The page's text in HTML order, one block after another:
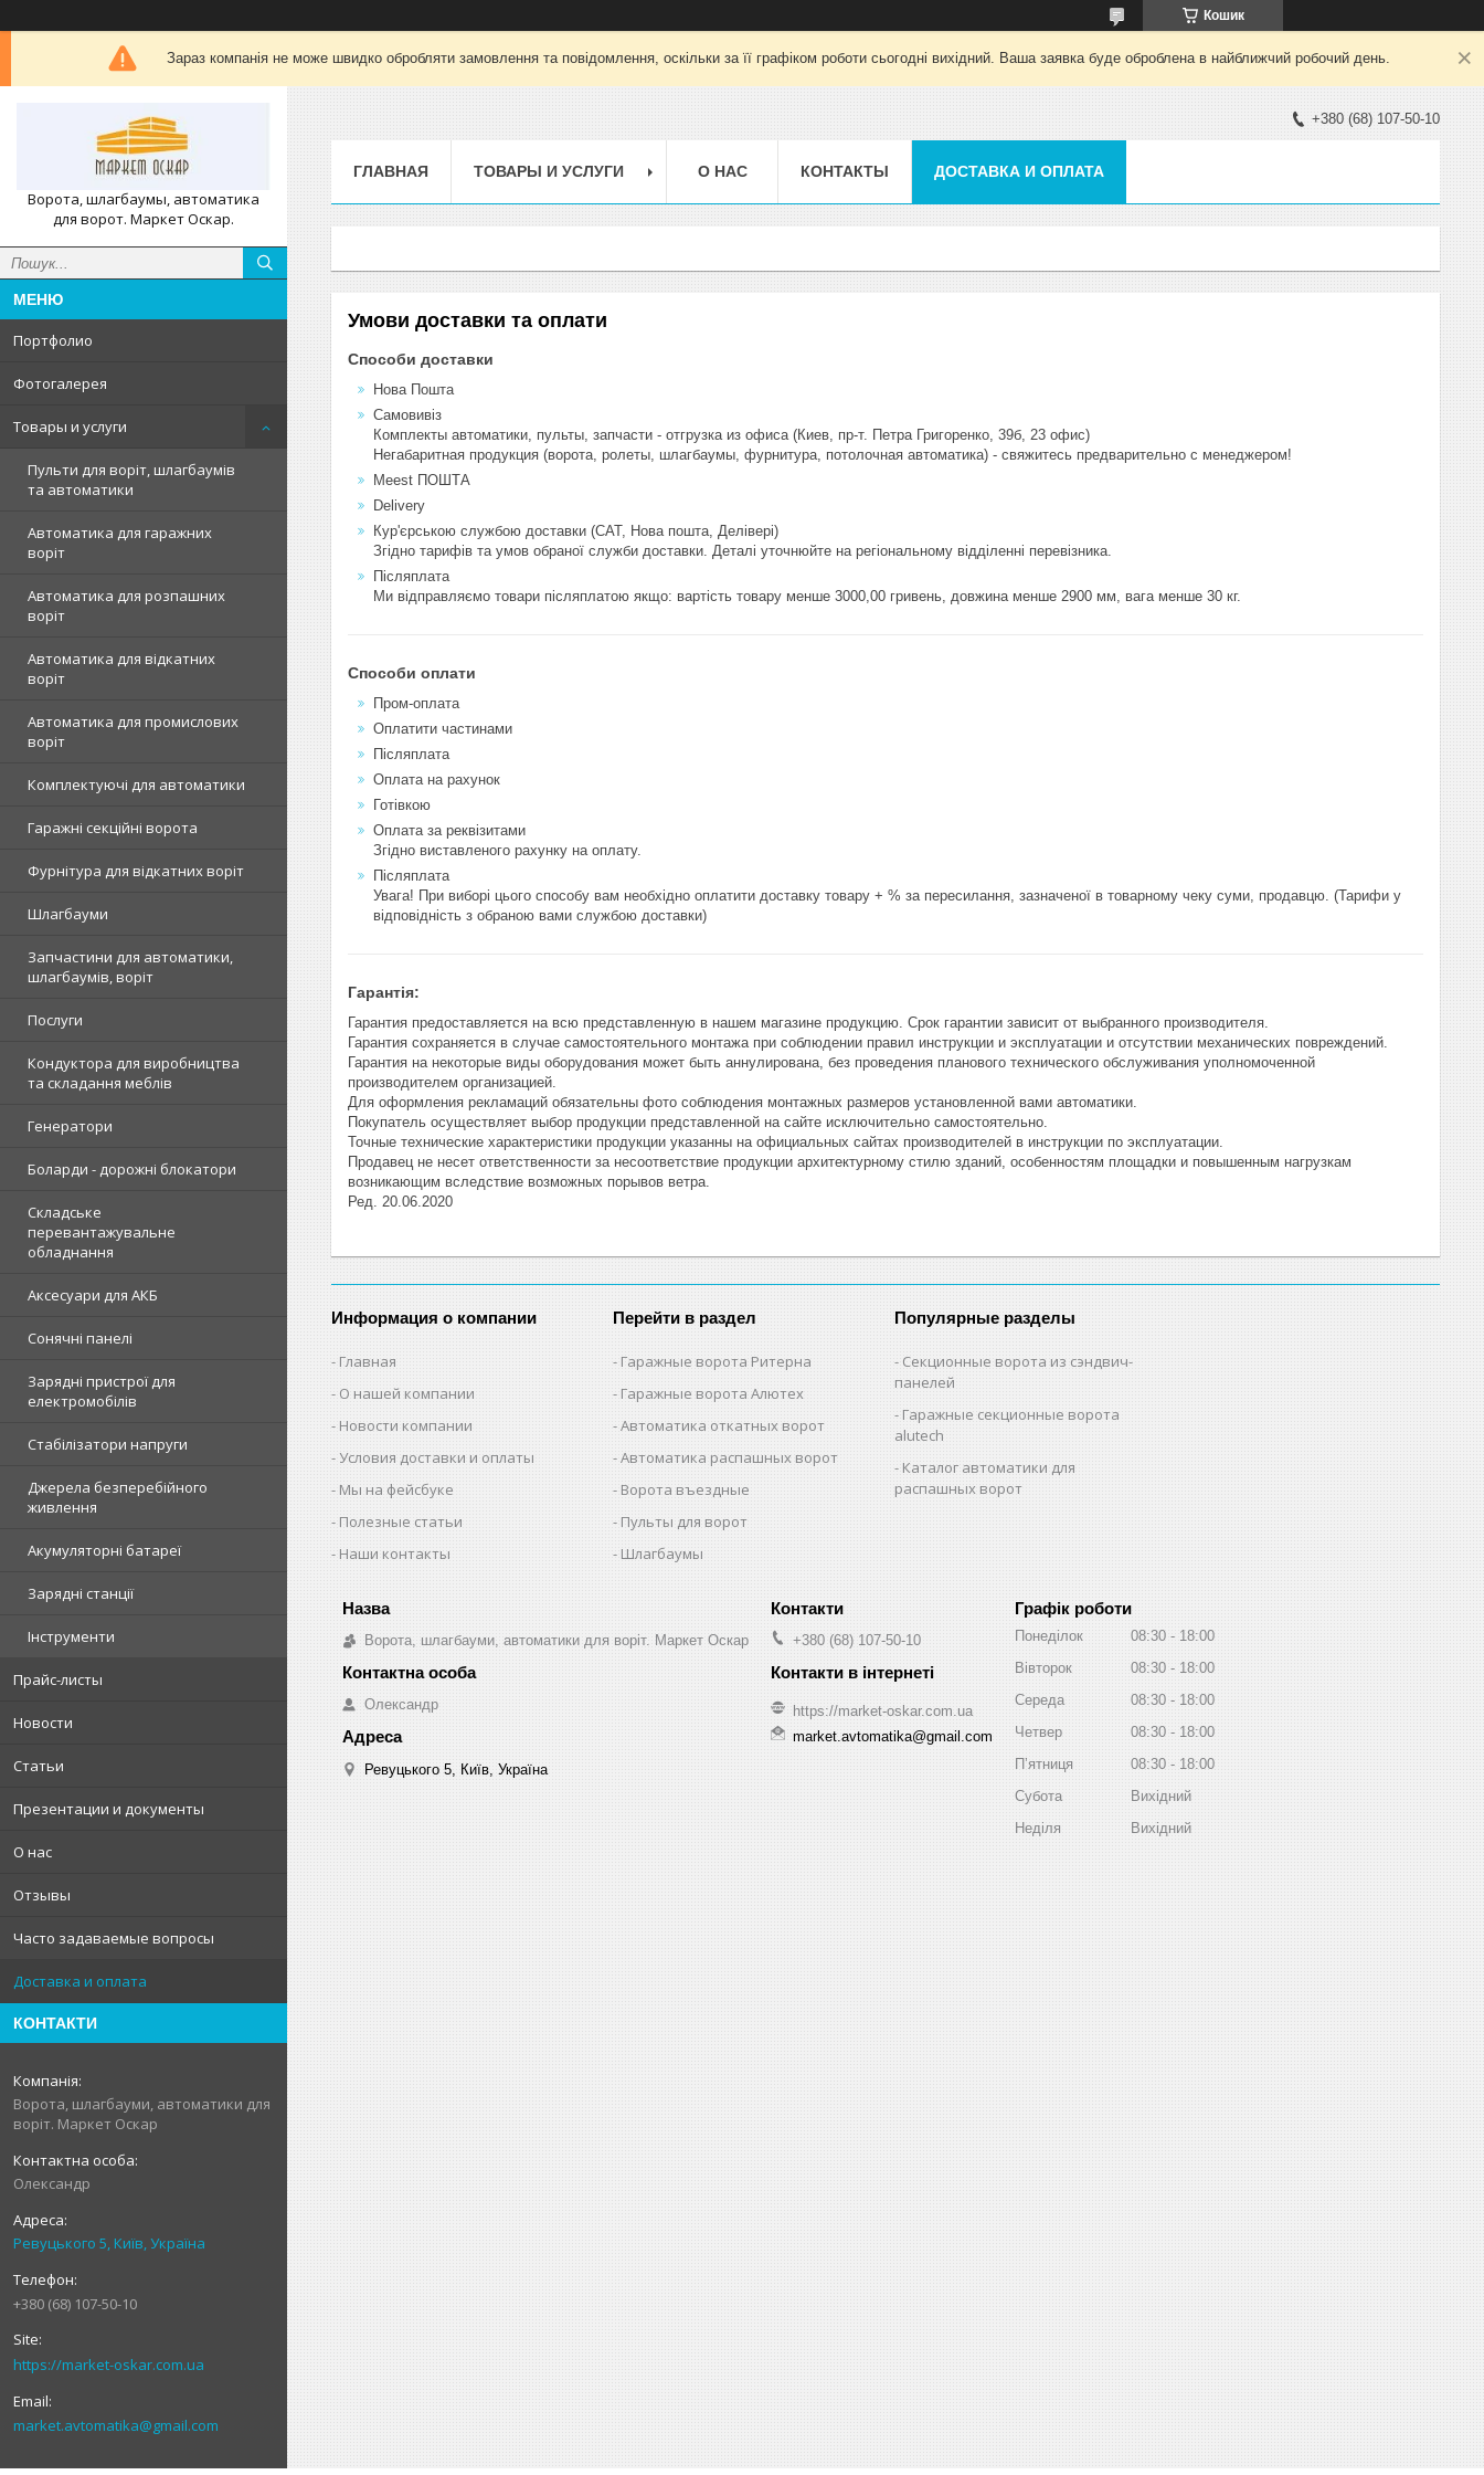
Кошик
Зараз компанія не може швидко обробляти замовлення та повідомлення, оскільки за її графіком роботи сьогодні вихідний. Ваша заявка буде оброблена в найближчий робочий день.
Ворота, шлагбаумы, автоматика
для ворот. Маркет Оскар.
Портфолио
Фотогалерея
Товары и услуги
Пульти для воріт, шлагбаумів
та автоматики
Автоматика для гаражних
воріт
Автоматика для розпашних
воріт
Автоматика для відкатних
воріт
Автоматика для промислових
воріт
Комплектуючі для автоматики
Гаражні секційні ворота
Фурнітура для відкатних воріт
Шлагбауми
Запчастини для автоматики,
шлагбаумів, воріт
Послуги
Кондуктора для виробництва
та складання меблів
Генератори
Боларди - дорожні блокатори
Складське
перевантажувальне
обладнання
Аксесуари для АКБ
Сонячні панелі
Зарядні пристрої для
електромобілів
Стабілізатори напруги
Джерела безперебійного
живлення
Акумуляторні батареї
Зарядні станції
Інструменти
Прайс-листы
Новости
Статьи
Презентации и документы
О нас
Отзывы
Часто задаваемые вопросы
Доставка и оплата
КОНТАКТИ
Ворота, шлагбауми, автоматики для
воріт. Маркет Оскар
Олександр
Ревуцького 5, Київ, Україна
+380 (68) 107-50-10
https://market-oskar.com.ua
market.avtomatika@gmail.com
+380 (68) 107-50-10
ГЛАВНАЯ ТОВАРЫ И УСЛУГИ О НАС КОНТАКТЫ ДОСТАВКА И ОПЛАТА
Умови доставки та оплати
Способи доставки
Нова Пошта
Самовивіз
Комплекты автоматики, пульты, запчасти - отгрузка из офиса (Киев, пр-т. Петра Григоренко, 39б, 23 офис)
Негабаритная продукция (ворота, ролеты, шлагбаумы, фурнитура, потолочная автоматика) - свяжитесь предварительно с менеджером!
Meest ПОШТА
Delivery
Кур'єрською службою доставки (САТ, Нова пошта, Делівері)
Згідно тарифів та умов обраної служби доставки. Деталі уточнюйте на регіональному відділенні перевізника.
Післяплата
Ми відправляємо товари післяплатою якщо: вартість товару менше 3000,00 гривень, довжина менше 2900 мм, вага менше 30 кг.
Способи оплати
Пром-оплата
Оплатити частинами
Післяплата
Оплата на рахунок
Готівкою
Оплата за реквізитами
Згідно виставленого рахунку на оплату.
Післяплата
Увага! При виборі цього способу вам необхідно оплатити доставку товару + % за пересилання, зазначеної в товарному чеку суми, продавцю. (Тарифи у
відповідність з обраною вами службою доставки)
Гарантія:
Гарантия предоставляется на всю представленную в нашем магазине продукцию. Срок гарантии зависит от выбранного производителя.
Гарантия сохраняется в случае самостоятельного монтажа при соблюдении правил инструкции и эксплуатации и отсутствии механических повреждений.
Гарантия на некоторые виды оборудования может быть аннулирована, без проведения планового технического обслуживания уполномоченной
производителем организацией.
Для оформления рекламаций обязательны фото соблюдения монтажных размеров установленной вами автоматики.
Покупатель осуществляет выбор продукции представленной на сайте исключительно самостоятельно.
Точные технические характеристики продукции указанны на официальных сайтах производителей в инструкции по эксплуатации.
Продавец не несет ответственности за несоответствие продукции архитектурному стилю зданий, особенностям площадки и повышенным нагрузкам
возникающим вследствие возможных порывов ветра.
Ред. 20.06.2020
Информация о компании
Главная
О нашей компании
Новости компании
Условия доставки и оплаты
Мы на фейсбуке
Полезные статьи
Наши контакты
Перейти в раздел
Гаражные ворота Ритерна
Гаражные ворота Алютех
Автоматика откатных ворот
Автоматика распашных ворот
Ворота въездные
Пульты для ворот
Шлагбаумы
Популярные разделы
Секционные ворота из сэндвич-
панелей
Гаражные секционные ворота
alutech
Каталог автоматики для
распашных ворот
Ворота, шлагбауми, автоматики для воріт. Маркет Оскар
Олександр
Ревуцького 5, Київ, Україна
+380 (68) 107-50-10
https://market-oskar.com.ua
market.avtomatika@gmail.com
Графік роботи
Понеділок 08:30
18:00
Вівторок
08:30
18:00
Середа
08:30
18:00
Четвер
08:30
18:00
Пʼятниця
08:30
18:00
Субота
Вихідний
Неділя
Вихідний